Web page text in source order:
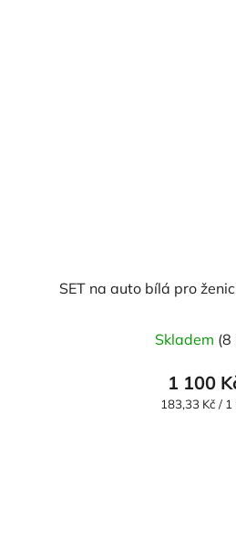
SET na auto bílá pro
Skladem (8
1 100
Měrná
183,33 Kč / 1